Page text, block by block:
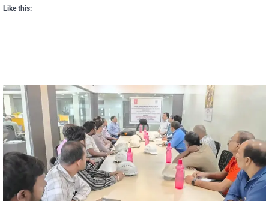
Like this: